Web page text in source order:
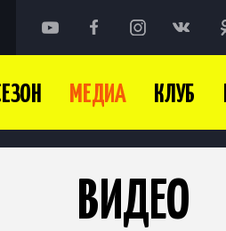
МЕДИА КЛУБ
ВИДЕО